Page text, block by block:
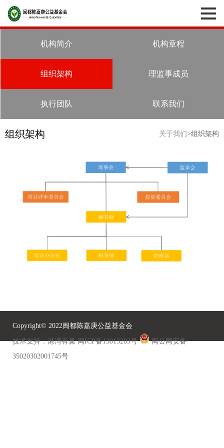
机构简介 机构章程
组织架构 理监事成员
执行团队 联系我们
组织架构 关于我们>组织架构
Copyright© 2022闽都陈嘉庚公益基金会
技术支持：港湾有巢闽ICP备13013203号
闽公网安备
35020302001745号